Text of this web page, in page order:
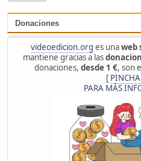
Donaciones
videoedicion.org es unaweb
mantiene gracias a las
donaciones, desde 1 €, son
[
PARA MÁS